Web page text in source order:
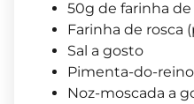
50g de farinha
Farinha de rosca
Sal a gosto
Pimenta-do-
Noz-moscada a